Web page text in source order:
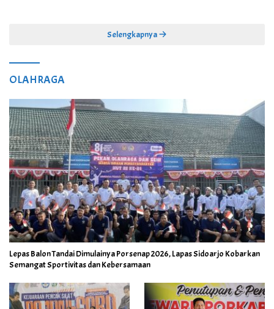
Selengkapnya
OLAHRAGA
Lepas Balon Tandai Dimulainya Porsenap 2026, Lapas Sidoarjo Kobarkan
Semangat Sportivitas dan Kebersamaan